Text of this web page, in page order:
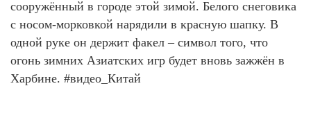
сооружённый в городе этой зимой. Белого снеговика
с носом-морковкой нарядили в красную шапку. В
одной руке он держит факел – символ того, что
огонь зимних Азиатских игр будет вновь зажжён в
Харбине. #видео_Китай